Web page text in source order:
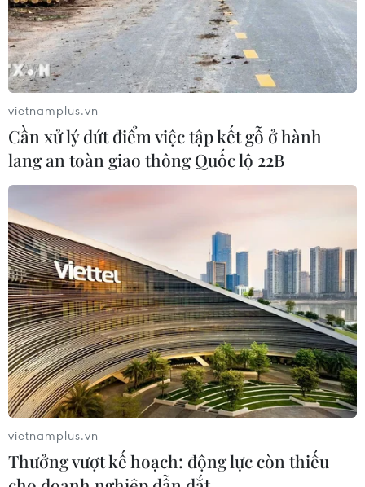
Theo quy định mới, khi bắt đầu phần tranh luận, micro
của Tổng thống Mỹ Donald Trump hoặc ứng viên Joe
Biden, sẽ bị tạm ngắt trong 2 phút để tránh gián đoạn
phần phát biểu mở đầu của ứng viên còn lại.
Chủ đề COVID-19, chăm sóc y tế làm
"nóng" cuộc tranh luận Trump-Biden
23/10/2020 04:54
Giới quan sát nhận định trong khoảng 30 phút đầu tiên,
vietnamplus.vn
Cần xử lý dứt điểm việc tập kết gỗ ở hành
lang an toàn giao thông Quốc lộ 22B
vietnamplus.vn
Thưởng vượt kế hoạch: động lực còn thiếu